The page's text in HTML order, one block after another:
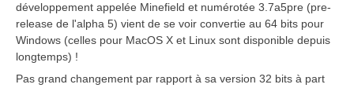
développement appelée Minefield et numérotée 3.7a5pre (pre-
release de l'alpha 5) vient de se voir convertie au 64 bits pour
Windows (celles pour MacOS X et Linux sont disponible depuis
longtemps) !
Pas grand changement par rapport à sa version 32 bits à part